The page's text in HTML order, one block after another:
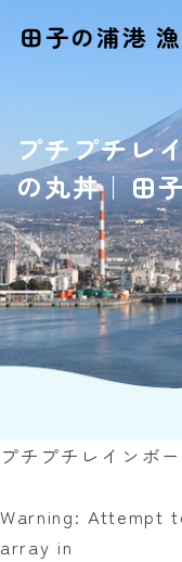
田子の浦港
プチプチレ
の丸丼｜田
プチプチレインボ
Warning: Attempt
array in